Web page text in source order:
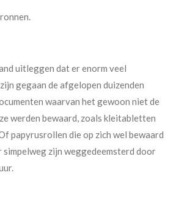
uitleggen dat er enorm veel
gegaan de afgelopen duizenden
waarvan het gewoon niet de
werden bewaard, zoals kleitabletten
papyrusrollen die op zich wel bewaard
simpelweg zijn weggedeemsterd door